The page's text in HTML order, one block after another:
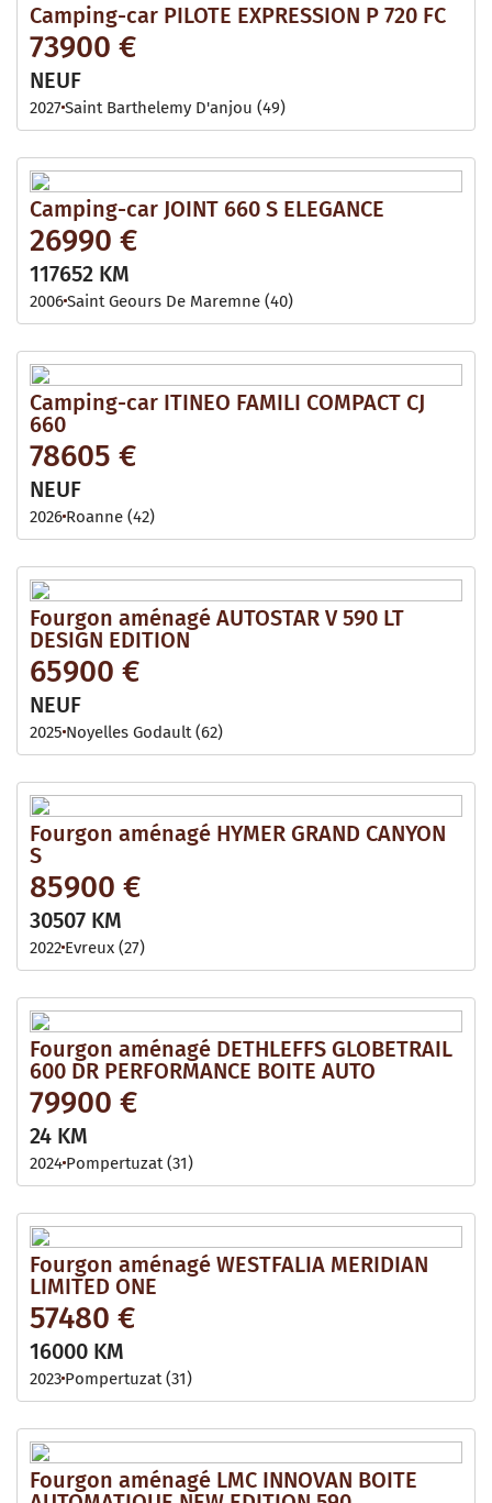
Camping-car PILOTE EXPRESSION P 720 FC
73900 €
NEUF
2027Saint Barthelemy D'anjou (49)
Camping-car JOINT 660 S ELEGANCE
26990 €
117652 KM
2006Saint Geours De Maremne (40)
Camping-car ITINEO FAMILI COMPACT CJ
660
78605 €
NEUF
2026 Roanne (42)
Fourgon aménagé AUTOSTAR V 590 LT
DESIGN EDITION
65900 €
NEUF
2025 Noyelles Godault (62)
Fourgon aménagé HYMER GRAND CANYON
S
85900 €
30507 KM
2022 Evreux (27)
Fourgon aménagé DETHLEFFS GLOBETRAIL
600 DR PERFORMANCE BOITE AUTO
79900 €
24 KM
2024 Pompertuzat (31)
Fourgon aménagé WESTFALIA MERIDIAN
LIMITED ONE
57480 €
16000 KM
2023 Pompertuzat (31)
Fourgon aménagé LMC INNOVAN BOITE